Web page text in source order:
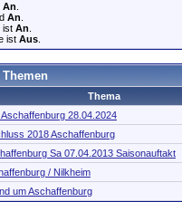
An
An
ist An
ist Aus
Thema
28.04.2024
2018 Aschaffenburg
Sa 07.04.2013 Saisonauftakt
/ Nilkheim
um Aschaffenburg